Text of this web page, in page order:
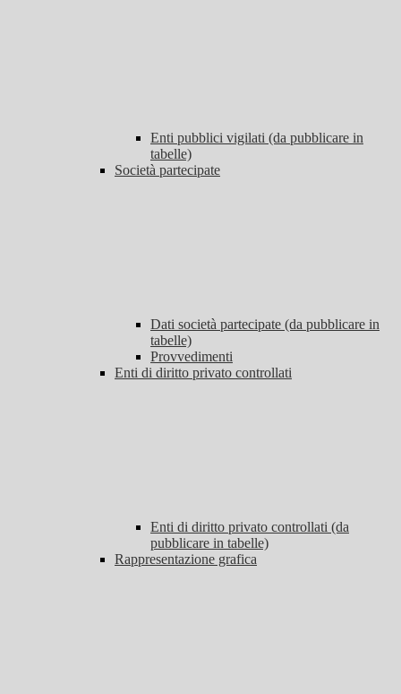
Enti pubblici vigilati (da pubblicare in
tabelle)
Società partecipate
Dati società partecipate (da pubblicare in
tabelle)
Provvedimenti
Enti di diritto privato controllati
Enti di diritto privato controllati (da
pubblicare in tabelle)
Rappresentazione grafica